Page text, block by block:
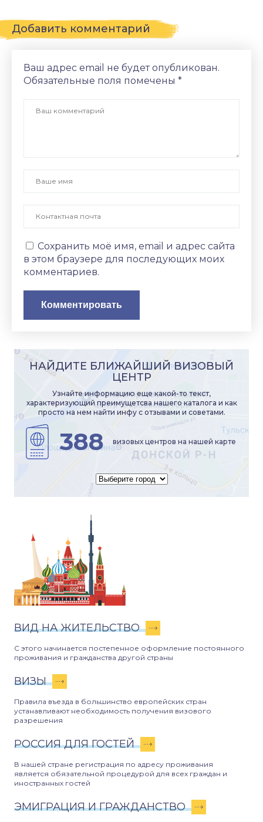
Добавить комментарий
Ваш адрес email не будет опубликован.
Обязательные поля помечены *
Сохранить моё имя, email и адрес сайта
в этом браузере для последующих моих
комментариев.
НАЙДИТЕ БЛИЖАЙШИЙ ВИЗОВЫЙ
ЦЕНТР
Узнайте информацию еще какой-то текст,
характеризующий преимущетсва нашего каталога и как
просто на нем найти инфу с отзывами и советами.
388 визовых центров на нашей карте
ВИД НА ЖИТЕЛЬСТВО
С этого начинается постепенное оформление постоянного
проживания и гражданства другой страны
ВИЗЫ
Правила въезда в большинство европейских стран
устанавливают необходимость получения визового
разрешения
РОССИЯ ДЛЯ ГОСТЕЙ
В нашей стране регистрация по адресу проживания
является обязательной процедурой для всех граждан и
иностранных гостей
ЭМИГРАЦИЯ И ГРАЖДАНСТВО